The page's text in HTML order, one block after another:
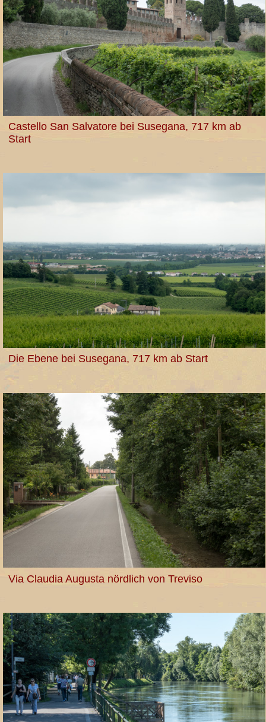
Castello San Salvatore bei Susegana, 717 km ab
Start
Die Ebene bei Susegana, 717 km ab Start
Via Claudia Augusta nördlich von Treviso